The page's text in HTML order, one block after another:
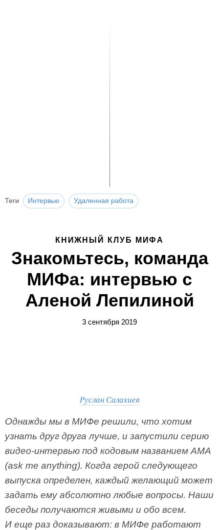
Теги Интервью Удаленная работа
КНИЖНЫЙ КЛУБ МИФА
Знакомьтесь, команда
МИФа: интервью с
Аленой Лепилиной
3 сентября 2019
Руслан Салахиев
Однажды мы в МИФе решили, что хотим
узнать друг друга лучше, и запустили серию
видео-интервью под кодовым названием AMA
(ask me anything). Когда герой следующего
выпуска определен, каждый желающий может
задать ему абсолютно любые вопросы. Наши
беседы получаются живыми и обо всем.
И еще раз доказывают: в МИФе работают